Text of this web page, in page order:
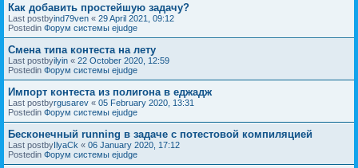
Как добавить простейшую задачу?
Last postbyind79ven « 29 April 2021, 09:12
Postedin Форум системы ejudge
Смена типа контеста на лету
Last postbyilyin « 22 October 2020, 12:59
Postedin Форум системы ejudge
Импорт контеста из полигона в еджадж
Last postbyrgusarev « 05 February 2020, 13:31
Postedin Форум системы ejudge
Бесконечный running в задаче с потестовой компиляцией
Last postbyIlyaCk « 06 January 2020, 17:12
Postedin Форум системы ejudge